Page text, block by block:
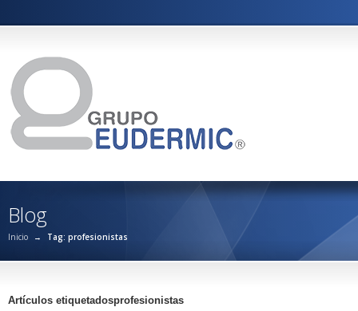
Blog
Inicio → Tag: profesionistas
Artículos etiquetadosprofesionistas